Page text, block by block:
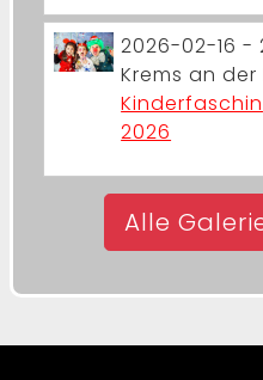
2026-02-16 -
Krems an
2026
Alle